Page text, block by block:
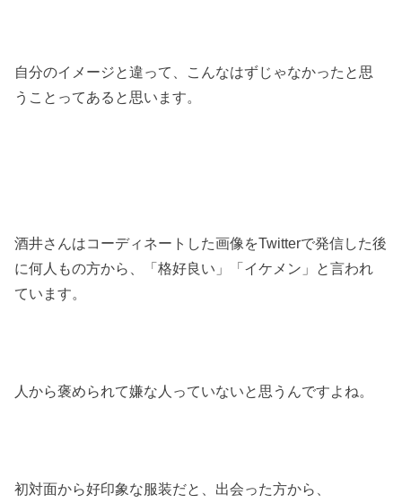
自分のイメージと違って、こんなはずじゃなかったと思
うことってあると思います。
酒井さんはコーディネートした画像をTwitterで発信した後
に何人もの方から、「格好良い」「イケメン」と言われ
ています。
人から褒められて嫌な人っていないと思うんですよね。
初対面から好印象な服装だと、出会った方から、